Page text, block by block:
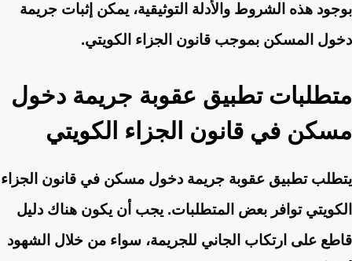
بوجود هذه الشروط والأدلة التوثيقية، يمكن إثبات جريمة
دخول المسكن بموجب قانون الجزاء الكويتي.
متطلبات تطبيق عقوبة جريمة دخول
مسكن في قانون الجزاء الكويتي
يتطلب تطبيق عقوبة جريمة دخول مسكن في قانون الجزاء
الكويتي توافر بعض المتطلبات. يجب أن يكون هناك دليل
قاطع على ارتكاب الجاني للجريمة، سواء من خلال الشهود